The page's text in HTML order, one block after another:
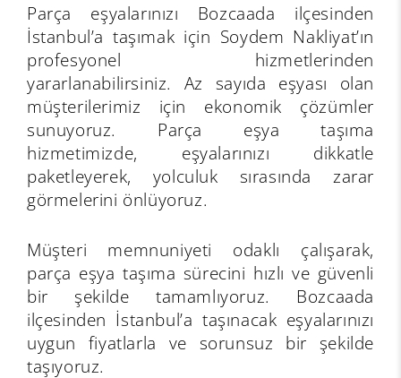
Parça eşyalarınızı Bozcaada ilçesinden
İstanbul’a taşımak için Soydem Nakliyat’ın
profesyonel hizmetlerinden
yararlanabilirsiniz. Az sayıda eşyası olan
müşterilerimiz için ekonomik çözümler
sunuyoruz. Parça eşya taşıma
hizmetimizde, eşyalarınızı dikkatle
paketleyerek, yolculuk sırasında zarar
görmelerini önlüyoruz.
Müşteri memnuniyeti odaklı çalışarak,
parça eşya taşıma sürecini hızlı ve güvenli
bir şekilde tamamlıyoruz. Bozcaada
ilçesinden İstanbul’a taşınacak eşyalarınızı
uygun fiyatlarla ve sorunsuz bir şekilde
taşıyoruz.